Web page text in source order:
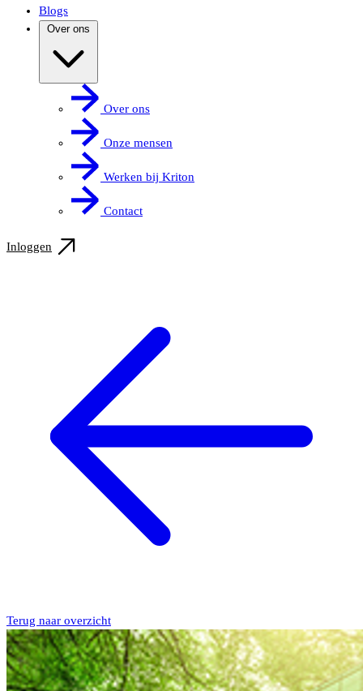
Blogs
Over ons
Over ons
Onze mensen
Werken bij Kriton
Contact
Inloggen
Terug naar overzicht